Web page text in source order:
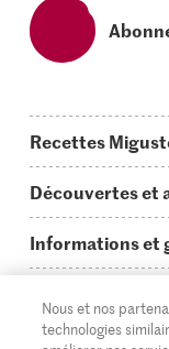
Recettes
Idées de menus
Plats principaux
Simple & vite
Découvertes et
On en parle...
Tutoriels
Informations et
Questions
Cuisiner avec
Supermarché
Nous et nos
technologies